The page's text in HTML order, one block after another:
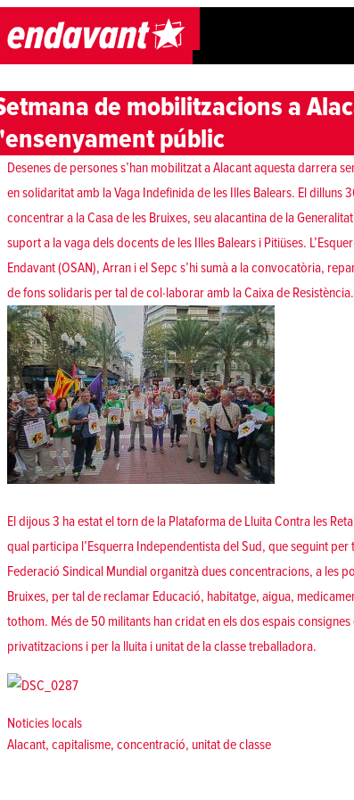
Skip to content
de mobilitzacions a
públic
Desenes de persones s’han mobilitzat a Alacant aquesta darrera
en solidaritat amb la Vaga Indefinida de les Illes Balears. El dilluns
concentrar a la Casa de les Bruixes, seu alacantina de la
suport a la vaga dels docents de les Illes Balears i Pitiüses.
Endavant (OSAN), Arran i el Sepc s’hi sumà a la convocatòria,
de fons solidaris per tal de col·laborar amb la Caixa de Resistència.
El dijous 3 ha estat el torn de la Plataforma de Lluita Contra les
qual participa l’Esquerra Independentista del Sud, que seguint
Federació Sindical Mundial organitzà dues concentracions, a les
Bruixes, per tal de reclamar Educació, habitatge, aigua,
tothom. Més de 50 militants han cridat en els dos espais
privatitzacions i per la lluita i unitat de la classe treballadora.
Posted in
Noticies locals
Tags:
Alacant, capitalisme, concentració, unitat de classe